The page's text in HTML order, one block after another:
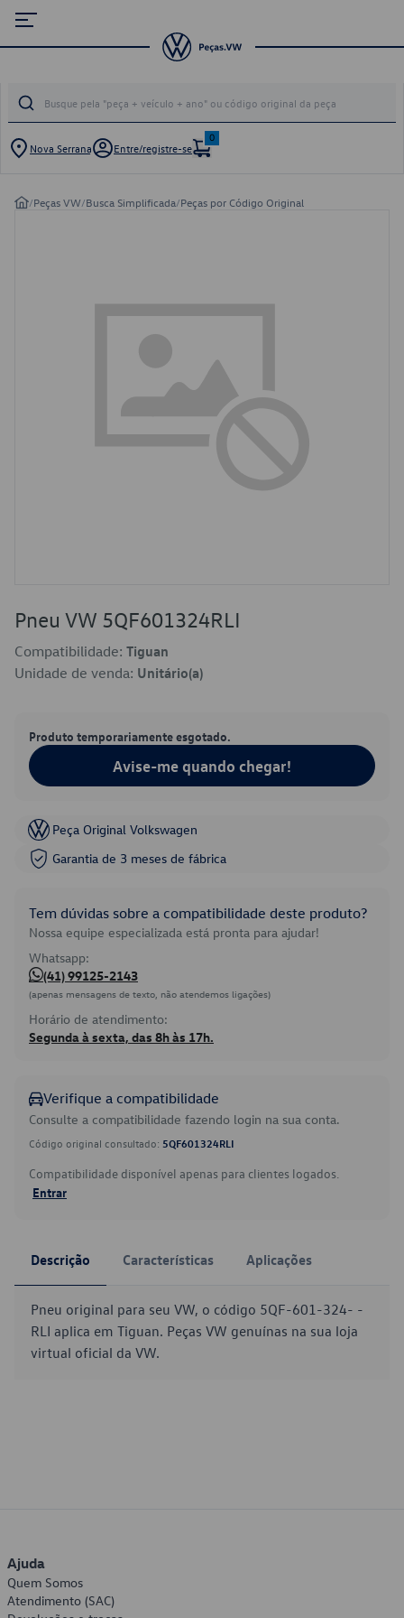
Nova Serrana Entre/registre-se
0
/Peças VW/Busca Simplificada/Peças por Código Original
Pneu VW 5QF601324RLI
Compatibilidade: Tiguan
Unidade de venda: Unitário(a)
Produto temporariamente esgotado.
Avise-me quando chegar!
Peça Original Volkswagen
Garantia de 3 meses de fábrica
Tem dúvidas sobre a compatibilidade deste produto?
Nossa equipe especializada está pronta para ajudar!
Whatsapp:
(41) 99125-2143
(apenas mensagens de texto, não atendemos ligações)
Horário de atendimento:
Segunda à sexta, das 8h às 17h.
Verifique a compatibilidade
Consulte a compatibilidade fazendo login na sua conta.
Código original consultado: 5QF601324RLI
Compatibilidade disponível apenas para clientes logados.
Entrar
Descrição Características Aplicações
Pneu original para seu VW, o código 5QF-601-324- -
RLI aplica em Tiguan. Peças VW genuínas na sua loja
virtual oficial da VW.
Ajuda
Quem Somos
Atendimento (SAC)